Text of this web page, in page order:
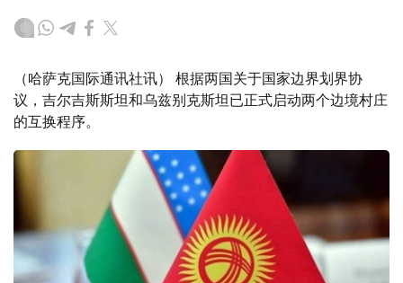
（哈萨克国际通讯社讯） 根据两国关于国家边界划界协
议，吉尔吉斯斯坦和乌兹别克斯坦已正式启动两个边境村庄
的互换程序。